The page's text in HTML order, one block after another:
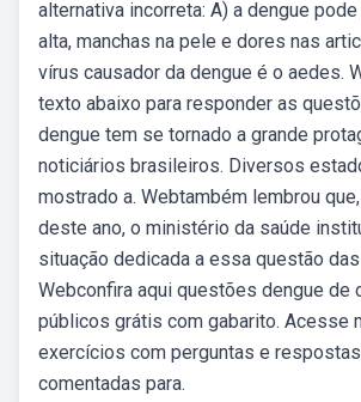
alternativa incorreta: A) a dengue
alta, manchas na pele e dores nas
vírus causador da dengue é o aedes.
texto abaixo para responder as
dengue tem se tornado a grande
noticiários brasileiros. Diversos
mostrado a. Webtambém lembrou
deste ano, o ministério da saúde
situação dedicada a essa questão
Webconfira aqui questões dengue de
públicos grátis com gabarito. Acesse
exercícios com perguntas e
comentadas para.